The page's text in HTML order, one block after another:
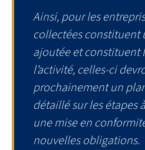
Ainsi, pour les
collectées constituent
ajoutée et constituent
l’activité, celles-ci
prochainement un
détaillé sur les étapes
une mise en
nouvelles obligations.